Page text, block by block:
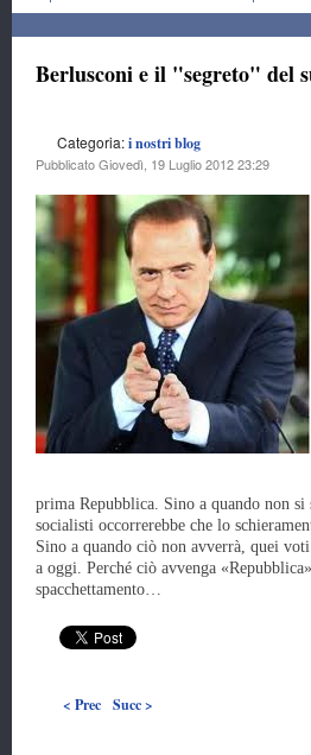
Berlusconi e il "segreto" del
Categoria:i nostri blog
Pubblicato Giovedì, 19 Luglio 2012 23:29
prima Repubblica. Sino a quando non si
socialisti occorrerebbe che lo
Sino a quando ciò non avverrà, quei
a oggi. Perché ciò avvenga
spacchettamento…
< Prec Succ >